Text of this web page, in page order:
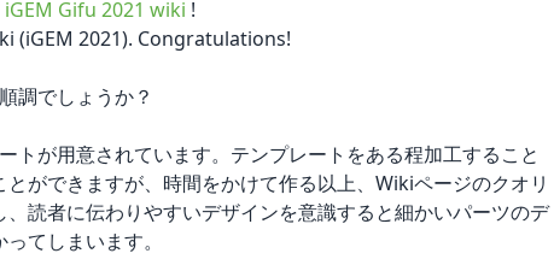
iGEM Gifu 2021 wiki !
(iGEM 2021). Congratulations!
調でしょうか？
トが用意されています。テンプレートをある程加工すること
ができますが、時間をかけて作る以上、Wikiページのクオリ
読者に伝わりやすいデザインを意識すると細かいパーツのデ
てしまいます。